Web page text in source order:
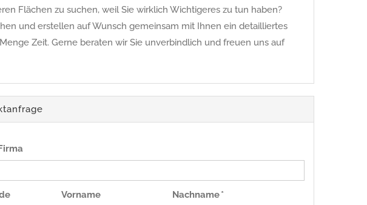
Flächen zu suchen, weil Sie wirklich Wichtigeres zu tun haben?
und erstellen auf Wunsch gemeinsam mit Ihnen ein detailliertes
Zeit. Gerne beraten wir Sie unverbindlich und freuen uns auf
Vorname Nachname *